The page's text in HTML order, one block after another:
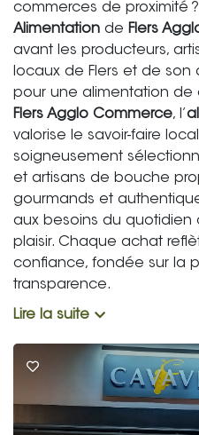
commerces de proximité
Alimentation de Flers
avant les producteurs,
locaux de Flers et de
pour une alimentation de
Flers Agglo Commerce, l’
valorise le savoir-faire
soigneusement
et artisans de bouche
gourmands et
aux besoins du quotidien
plaisir. Chaque achat
confiance, fondée sur la
transparence.
Lire la suite